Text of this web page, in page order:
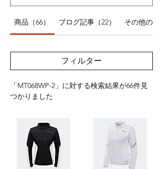
商品（66） ブログ記事（22） その他のペ
フィルター
「MT068WP-2」に対する検索結果が66件見
つかりました